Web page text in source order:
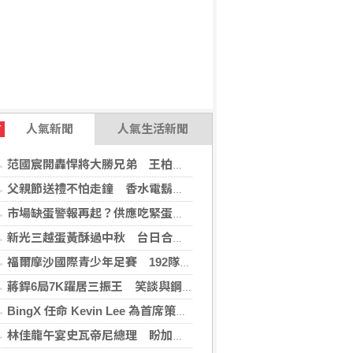
人氣新聞 人氣生活新聞
范國宸開轟悍將大勝兄弟 王柏融再見安雄鷹擒猿
父親節送禮不怕走鐘 香水電鬍刀千年不敗
市場缺蛋警報再起？供應吃緊蛋價蠢蠢欲動
新光三越蛋黃酥過中秋 台日合作開發話題新品
福爾摩沙國際青少年足賽 192隊參賽規模創新高
蔣銲6局7K躍居三振王 笑談與鋼龍良性競爭
BingX 任命 Kevin Lee 為首席策略長，加速推進多資產、以用戶為核心的發展願景
林佳龍午宴史瓦帝尼總理 盼加強各領域雙邊合作